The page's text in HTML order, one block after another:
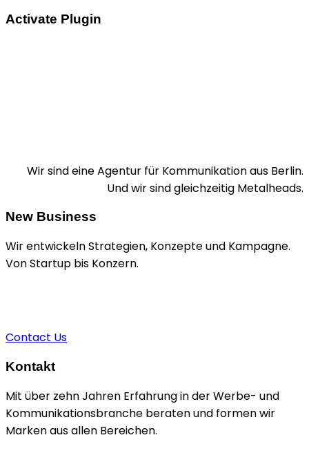
Activate Plugin
Wir sind eine Agentur für Kommunikation aus Berlin.
Und wir sind gleichzeitig Metalheads.
New Business
Wir entwickeln Strategien, Konzepte und Kampagne.
Von Startup bis Konzern.
Contact Us
Kontakt
Mit über zehn Jahren Erfahrung in der Werbe- und
Kommunikationsbranche beraten und formen wir
Marken aus allen Bereichen.